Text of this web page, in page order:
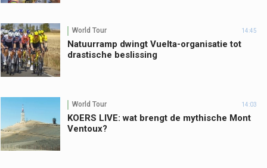
World Tour 14:45
Natuurramp dwingt Vuelta-organisatie tot
drastische beslissing
World Tour 14:03
KOERS LIVE: wat brengt de mythische Mont
Ventoux?